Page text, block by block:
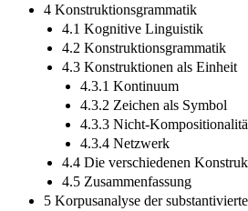
4 Konstruktionsgrammatik
4.1 Kognitive Linguistik
4.2 Konstruktionsgrammatik
4.3 Konstruktionen als Einheit
4.3.1 Kontinuum
4.3.2 Zeichen als Symbol
4.3.3 Nicht-
4.3.4 Netzwerk
4.4 Die verschiedenen
4.5 Zusammenfassung
5 Korpusanalyse der